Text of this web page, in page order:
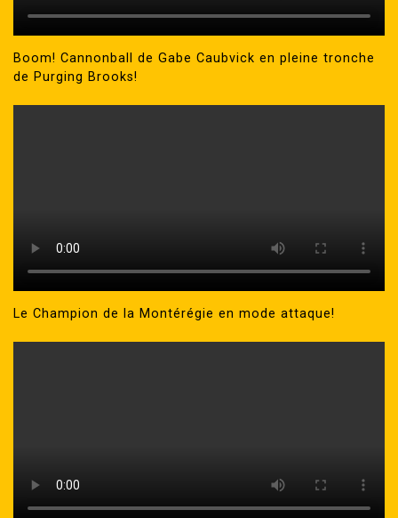
Boom! Cannonball de Gabe Caubvick en pleine tronche
de Purging Brooks!
Le Champion de la Montérégie en mode attaque!